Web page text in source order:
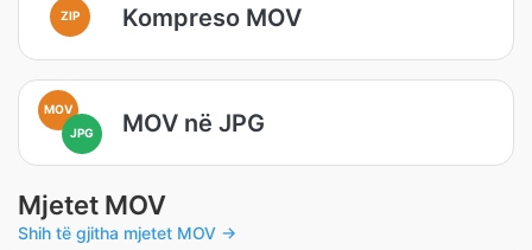
ZIP Kompreso MOV
MOV
JPG
MOV në JPG
Mjetet MOV
Shih të gjitha mjetet MOV →